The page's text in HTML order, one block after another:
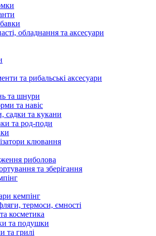
обладнання та аксесуари
та рибальські аксесуари
та шнури
та навіс
садки та кукани
та род-поди
клювання
риболова
та зберігання
кемпінг
термоси, ємності
косметика
та подушки
та грилі